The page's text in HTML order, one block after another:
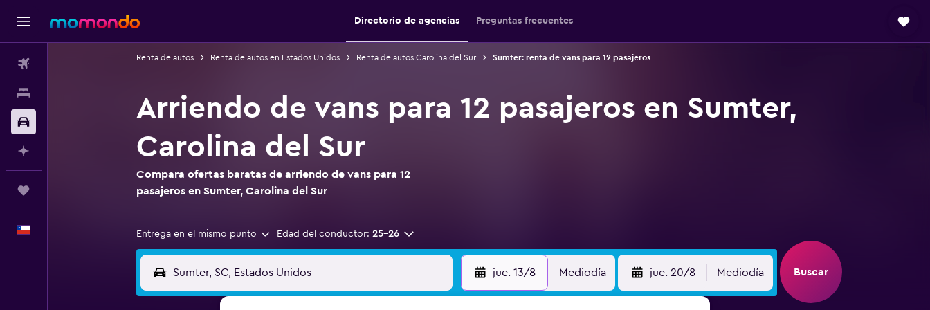
Directorio de agencias Preguntas frecuentes
Renta de autos Renta de autos en Estados Unidos Renta de autos Carolina del Sur Sumter: renta de vans para 12 pasajeros
Arriendo de vans para 12 pasajeros en Sumter,
Carolina del Sur
Compara ofertas baratas de arriendo de vans para 12
pasajeros en Sumter, Carolina del Sur
Entrega en el mismo punto Edad del conductor: 25-26
jue. 13/8 Mediodía jue. 20/8 Mediodía Buscar